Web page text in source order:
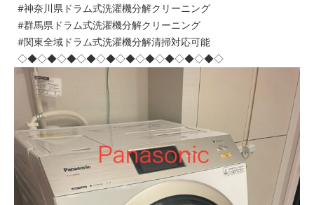
#神奈川県ドラム式洗濯機分解クリーニング
#群馬県ドラム式洗濯機分解クリーニング
#関東全域ドラム式洗濯機分解清掃対応可能
◇◆◇◆◇◆◇◆◇◆◇◆◇◆◇◆◇◆◇◆◇